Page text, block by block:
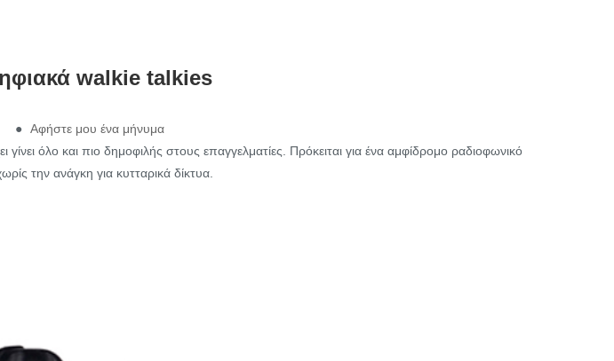
walkie talkies
● Αφήστε μου ένα μήνυμα
γίνει όλο και πιο δημοφιλής στους επαγγελματίες. Πρόκειται για ένα αμφίδρομο ραδιοφωνικό
την ανάγκη για κυτταρικά δίκτυα.